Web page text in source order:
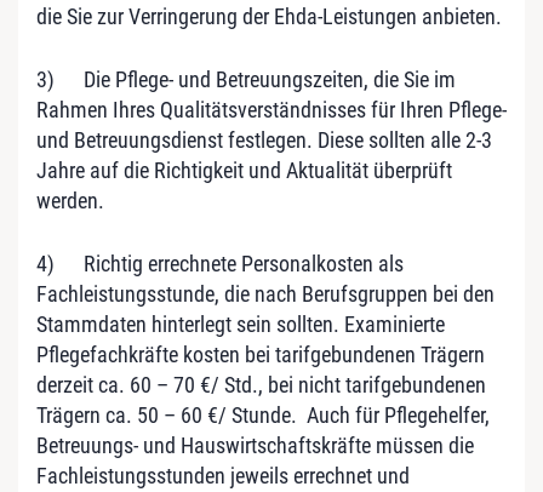
die Sie zur Verringerung der Ehda-Leistungen anbieten.
3) Die Pflege- und Betreuungszeiten, die Sie im
Rahmen Ihres Qualitätsverständnisses für Ihren Pflege-
und Betreuungsdienst festlegen. Diese sollten alle 2-3
Jahre auf die Richtigkeit und Aktualität überprüft
werden.
4) Richtig errechnete Personalkosten als
Fachleistungsstunde, die nach Berufsgruppen bei den
Stammdaten hinterlegt sein sollten. Examinierte
Pflegefachkräfte kosten bei tarifgebundenen Trägern
derzeit ca. 60 – 70 €/ Std., bei nicht tarifgebundenen
Trägern ca. 50 – 60 €/ Stunde. Auch für Pflegehelfer,
Betreuungs- und Hauswirtschaftskräfte müssen die
Fachleistungsstunden jeweils errechnet und